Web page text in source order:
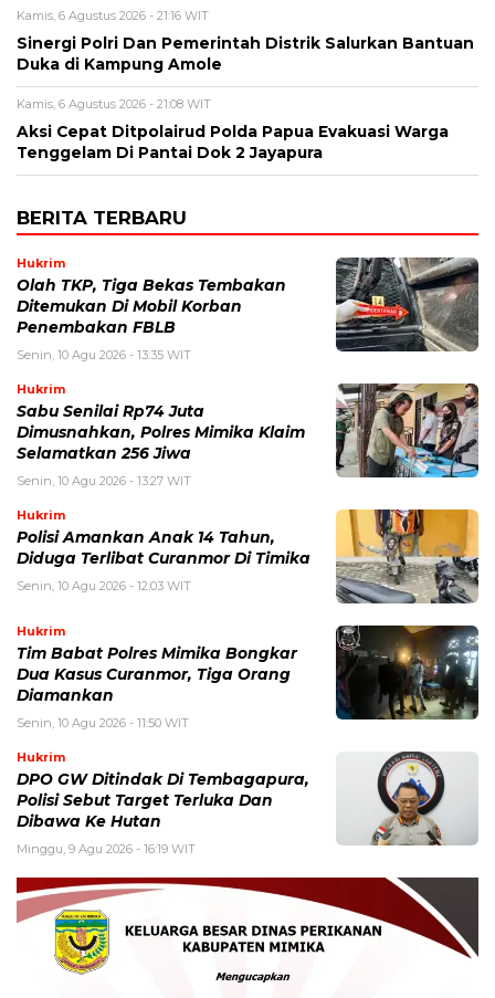
Kamis, 6 Agustus 2026 - 21:16 WIT
Sinergi Polri Dan Pemerintah Distrik Salurkan Bantuan
Duka di Kampung Amole
Kamis, 6 Agustus 2026 - 21:08 WIT
Aksi Cepat Ditpolairud Polda Papua Evakuasi Warga
Tenggelam Di Pantai Dok 2 Jayapura
BERITA TERBARU
Hukrim
Olah TKP, Tiga Bekas Tembakan
Ditemukan Di Mobil Korban
Penembakan FBLB
Senin, 10 Agu 2026 - 13:35 WIT
Hukrim
Sabu Senilai Rp74 Juta
Dimusnahkan, Polres Mimika Klaim
Selamatkan 256 Jiwa
Senin, 10 Agu 2026 - 13:27 WIT
Hukrim
Polisi Amankan Anak 14 Tahun,
Diduga Terlibat Curanmor Di Timika
Senin, 10 Agu 2026 - 12:03 WIT
Hukrim
Tim Babat Polres Mimika Bongkar
Dua Kasus Curanmor, Tiga Orang
Diamankan
Senin, 10 Agu 2026 - 11:50 WIT
Hukrim
DPO GW Ditindak Di Tembagapura,
Polisi Sebut Target Terluka Dan
Dibawa Ke Hutan
Minggu, 9 Agu 2026 - 16:19 WIT